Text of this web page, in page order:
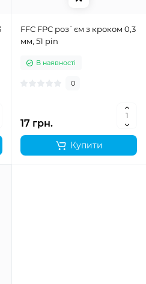
FFC FPC роз`єм з кроком 0,3
мм, 51 pin
В наявності
0
17 грн.
Купити